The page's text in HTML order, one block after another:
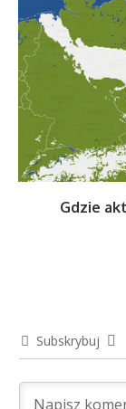
Gdzie
Subskrybuj